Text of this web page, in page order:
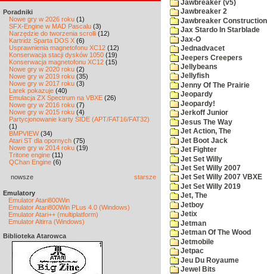
Poradniki
Nowe gry w 2026 roku (1)
SFX-Engine w MAD Pascalu (3)
Narzędzie do tworzenia scrolli (12)
Kartridż Sparta DOS X (6)
Usprawnienia magnetofonu XC12 (12)
Konserwacja stacji dysków 1050 (19)
Konserwacja magnetofonu XC12 (15)
Nowe gry w 2020 roku (2)
Nowe gry w 2019 roku (35)
Nowe gry w 2017 roku (3)
Larek pokazuje (40)
Emulacja ZX Spectrum na VBXE (26)
Nowe gry w 2016 roku (7)
Nowe gry w 2015 roku (4)
Partycjonowanie karty SIDE (APT/FAT16/FAT32)
(1)
BMPVIEW(34)
Atari ST dla opornych (75)
Nowe gry w 2014 roku (19)
Tritone engine (11)
QChan Engine (6)
nowsze starsze
Emulatory
Emulator Atari800Win
Emulator Atari800Win PLus 4.0 (Windows)
Emulator Atari++ (multiplatform)
Emulator Altirra (Windows)
Biblioteka Atarowca
Jawbreaker (v5)
Jawbreaker 2
Jawbreaker Construction
Jax Stardo In Starblade
Jax-O
Jednadvacet
Jeepers Creepers
Jellybeans
Jellyfish
Jenny Of The Prairie
Jeopardy
Jeopardy!
Jerkoff Junior
Jesus The Way
Jet Action, The
Jet Boot Jack
Jet Fighter
Jet Set Willy
Jet Set Willy 2007
Jet Set Willy 2007 VBXE
Jet Set Willy 2019
Jet, The
Jetboy
Jetix
Jetman
Jetman Of The Wood
Jetmobile
Jetpac
Jeu Du Royaume
Jewel Bits